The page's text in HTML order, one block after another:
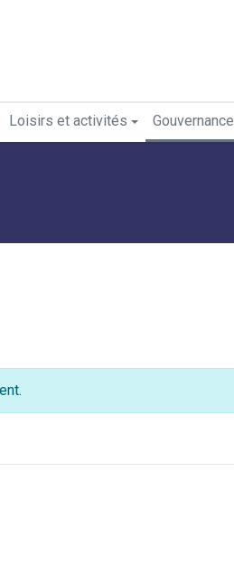
Loisirs et activités Gouvernance